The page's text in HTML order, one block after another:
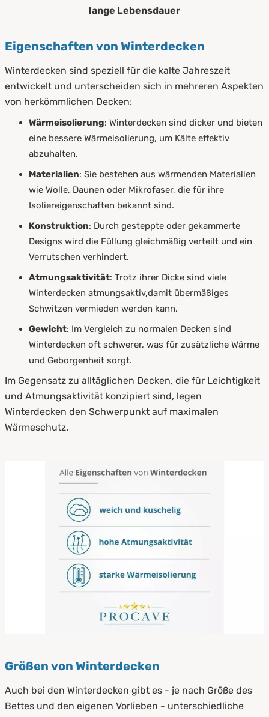
lange Lebensdauer
Eigenschaften von Winterdecken
Winterdecken sind speziell für die kalte Jahreszeit
entwickelt und unterscheiden sich in mehreren Aspekten
von herkömmlichen Decken:
Wärmeisolierung: Winterdecken sind dicker und bieten
eine bessere Wärmeisolierung, um Kälte effektiv
abzuhalten.
Materialien: Sie bestehen aus wärmenden Materialien
wie Wolle, Daunen oder Mikrofaser, die für ihre
Isoliereigenschaften bekannt sind.
Konstruktion: Durch gesteppte oder gekammerte
Designs wird die Füllung gleichmäßig verteilt und ein
Verrutschen verhindert.
Atmungsaktivität: Trotz ihrer Dicke sind viele
Winterdecken atmungsaktiv,damit übermäßiges
Schwitzen vermieden werden kann.
Gewicht: Im Vergleich zu normalen Decken sind
Winterdecken oft schwerer, was für zusätzliche Wärme
und Geborgenheit sorgt.
Im Gegensatz zu alltäglichen Decken, die für Leichtigkeit
und Atmungsaktivität konzipiert sind, legen
Winterdecken den Schwerpunkt auf maximalen
Wärmeschutz.
Größen von Winterdecken
Auch bei den Winterdecken gibt es - je nach Größe des
Bettes und den eigenen Vorlieben - unterschiedliche